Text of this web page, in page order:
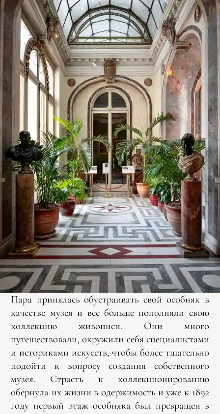
Пара принялась обустраивать свой особняк в
качестве музея и все больше пополняли свою
коллекцию живописи. Они много
путешествовали, окружили себя специалистами
и историками искусств, чтобы более тщательно
подойти к вопросу создания собственного
музея. Страсть к коллекционированию
обернула их жизни в одержимость и уже к 1892
году первый этаж особняка был превращен в